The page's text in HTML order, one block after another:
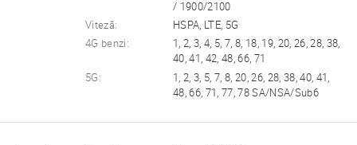
/ 1900/2100
Viteză:
HSPA, LTE, 5G
4G benzi:
1, 2, 3, 4, 5, 7, 8, 18, 19, 20, 26, 28, 38,
40, 41, 42, 48, 66, 71
5G:
1, 2, 3, 5, 7, 8, 20, 26, 28, 38, 40, 41,
48, 66, 71, 77, 78 SA/NSA/Sub6